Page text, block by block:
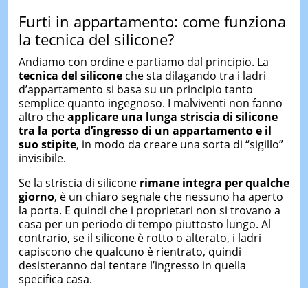
Furti in appartamento: come funziona
la tecnica del silicone?
Andiamo con ordine e partiamo dal principio. La
tecnica del silicone che sta dilagando tra i ladri
d’appartamento si basa su un principio tanto
semplice quanto ingegnoso. I malviventi non fanno
altro cheapplicare una lunga striscia di silicone
tra la porta d’ingressodi un appartamentoe il
suostipite, in modo da creare una sorta di “sigillo”
invisibile.
Se la striscia di silicone rimane integra per qualche
giorno, è un chiaro segnale che nessuno ha aperto
la porta. E quindi che i proprietari non si trovano a
casa per un periodo di tempo piuttosto lungo. Al
contrario, se il silicone è rotto o alterato, i ladri
capiscono che qualcuno è rientrato, quindi
desisteranno dal tentare l’ingresso in quella
specifica casa.